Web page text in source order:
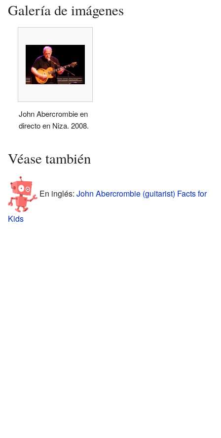
Galería de imágenes
John Abercrombie en
directo en Niza. 2008.
Véase también
En inglés: John Abercrombie (guitarist) Facts for
Kids